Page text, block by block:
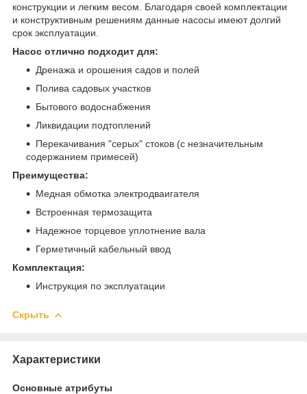
конструкции и легким весом. Благодаря своей комплектации
и конструктивным решениям данные насосы имеют долгий
срок эксплуатации.
Насос отлично подходит для:
Дренажа и орошения садов и полей
Полива садовых участков
Бытового водоснабжения
Ликвидации подтоплений
Перекачивания "серых" стоков (с незначительным
содержанием примесей)
Преимущества:
Медная обмотка электродваигателя
Встроенная термозащита
Надежное торцевое уплотнение вала
Герметичный кабельный ввод
Комплектация:
Инструкция по эксплуатации
Скрыть
Характеристики
Основные атрибуты